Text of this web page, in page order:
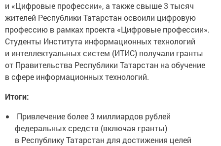
и «Цифровые профессии», а также свыше 3 тысяч
жителей Республики Татарстан освоили цифровую
профессию в рамках проекта «Цифровые профессии».
Студенты Института информационных технологий
и интеллектуальных систем (ИТИС) получали гранты
от Правительства Республики Татарстан на обучение
в сфере информационных технологий.
Итоги:
Привлечение более 3 миллиардов рублей
федеральных средств (включая гранты)
в Республику Татарстан для достижения целей